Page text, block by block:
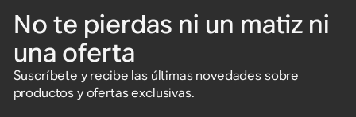
No te pierdas ni un matiz ni
una oferta
Suscríbete y recibe las últimas novedades sobre
productos y ofertas exclusivas.